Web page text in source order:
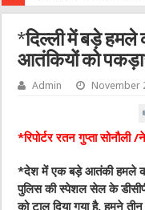
*दिल्ली में बड़े हमले
आतंकियों को
Admin November
*रिपोर्टर रतन गुप्ता सोनौली
*देश में एक बड़े आतंकी हमले की
पुलिस की स्पेशल सेल के